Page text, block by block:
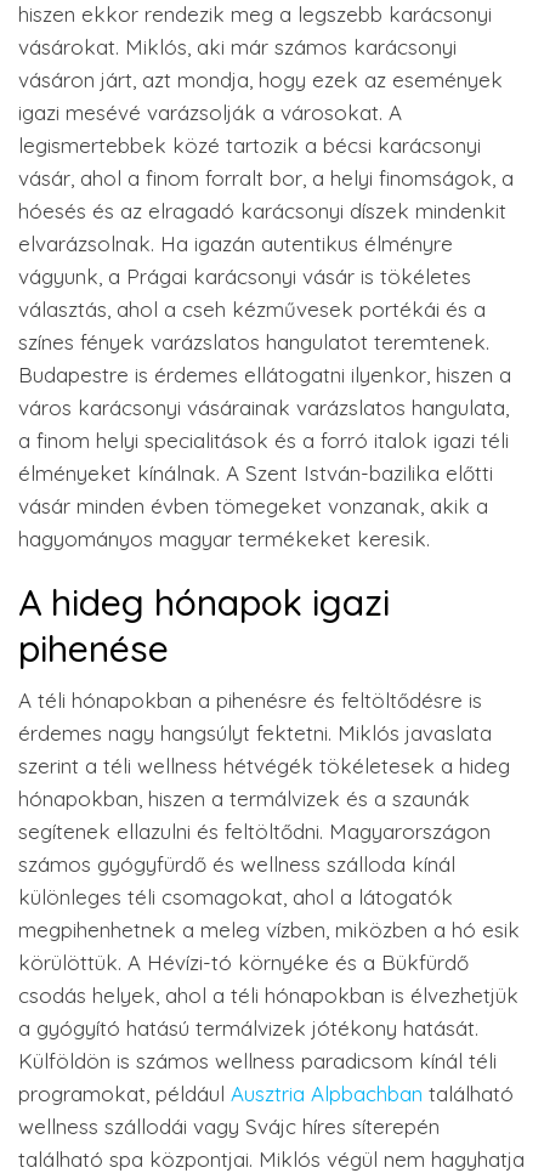
hiszen ekkor rendezik meg a legszebb karácsonyi
vásárokat. Miklós, aki már számos karácsonyi
vásáron járt, azt mondja, hogy ezek az események
igazi mesévé varázsolják a városokat. A
legismertebbek közé tartozik a bécsi karácsonyi
vásár, ahol a finom forralt bor, a helyi finomságok, a
hóesés és az elragadó karácsonyi díszek mindenkit
elvarázsolnak. Ha igazán autentikus élményre
vágyunk, a Prágai karácsonyi vásár is tökéletes
választás, ahol a cseh kézművesek portékái és a
színes fények varázslatos hangulatot teremtenek.
Budapestre is érdemes ellátogatni ilyenkor, hiszen a
város karácsonyi vásárainak varázslatos hangulata,
a finom helyi specialitások és a forró italok igazi téli
élményeket kínálnak. A Szent István-bazilika előtti
vásár minden évben tömegeket vonzanak, akik a
hagyományos magyar termékeket keresik.
A hideg hónapok igazi
pihenése
A téli hónapokban a pihenésre és feltöltődésre is
érdemes nagy hangsúlyt fektetni. Miklós javaslata
szerint a téli wellness hétvégék tökéletesek a hideg
hónapokban, hiszen a termálvizek és a szaunák
segítenek ellazulni és feltöltődni. Magyarországon
számos gyógyfürdő és wellness szálloda kínál
különleges téli csomagokat, ahol a látogatók
megpihenhetnek a meleg vízben, miközben a hó esik
körülöttük. A Hévízi-tó környéke és a Bükfürdő
csodás helyek, ahol a téli hónapokban is élvezhetjük
a gyógyító hatású termálvizek jótékony hatását.
Külföldön is számos wellness paradicsom kínál téli
programokat, például Ausztria Alpbachban található
wellness szállodái vagy Svájc híres síterepén
található spa központjai. Miklós végül nem hagyhatja